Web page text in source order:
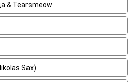
& Tearsmeow
Sax)